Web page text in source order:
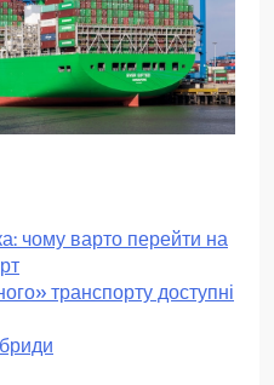
чому варто перейти на
транспорту доступні